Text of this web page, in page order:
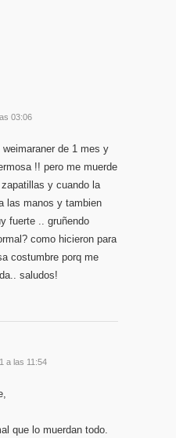
03:06
weimaraner de 1 mes y
!! pero me muerde
y cuando la
las manos y tambien
fuerte .. gruñendo
como hicieron para
costumbre porq me
saludos!
a las 11:54
que lo muerdan todo.